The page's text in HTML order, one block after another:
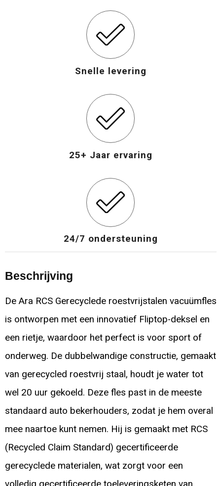
Snelle levering
25+ Jaar ervaring
24/7 ondersteuning
Beschrijving
De Ara RCS Gerecyclede roestvrijstalen vacuümfles
is ontworpen met een innovatief Fliptop-deksel en
een rietje, waardoor het perfect is voor sport of
onderweg. De dubbelwandige constructie, gemaakt
van gerecycled roestvrij staal, houdt je water tot
wel 20 uur gekoeld. Deze fles past in de meeste
standaard auto bekerhouders, zodat je hem overal
mee naartoe kunt nemen. Hij is gemaakt met RCS
(Recycled Claim Standard) gecertificeerde
gerecyclede materialen, wat zorgt voor een